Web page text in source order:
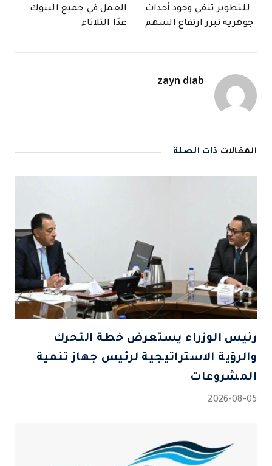
للتطوير تنفي وجود أحداث
جوهرية تبرر ارتفاع السهم
العمل في جميع البنوك
غدًا الثلاثاء
zayn diab
المقالات ذات الصلة
رئيس الوزراء يستعرض خطة التحرك
والرؤية الاستراتيجية لرئيس جهاز تنمية
المشروعات
2026-08-05